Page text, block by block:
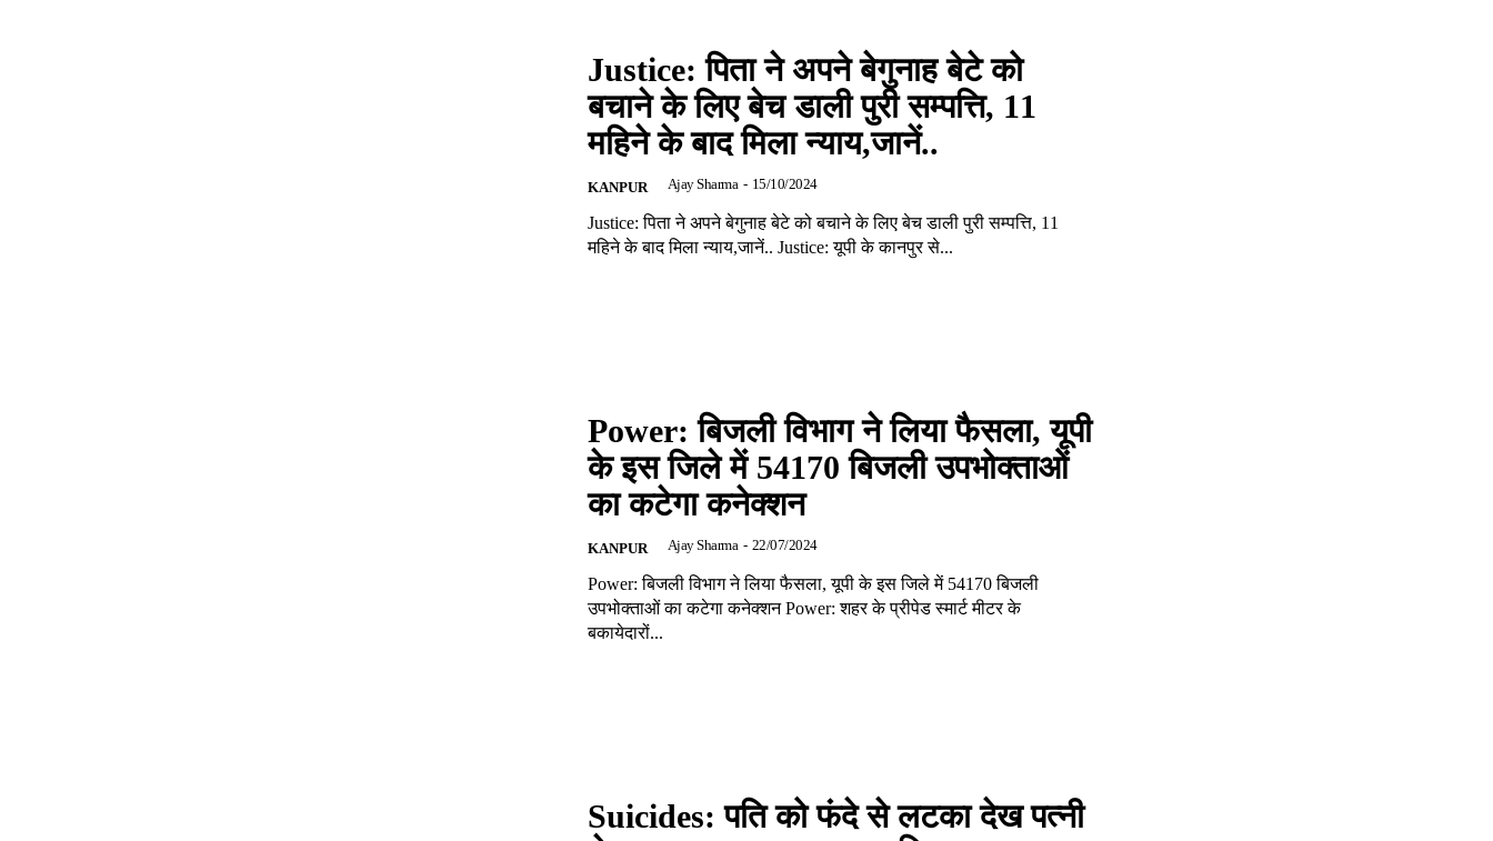
Justice: पिता ने अपने बेगुनाह बेटे को
बचाने के लिए बेच डाली पुरी सम्पत्ति, 11
महिने के बाद मिला न्याय,जानें..
KANPUR Ajay Sharma - 15/10/2024
Justice: पिता ने अपने बेगुनाह बेटे को बचाने के लिए बेच डाली पुरी सम्पत्ति, 11
महिने के बाद मिला न्याय,जानें.. Justice: यूपी के कानपुर से...
Power: बिजली विभाग ने लिया फैसला, यूपी
के इस जिले में 54170 बिजली उपभोक्ताओं
का कटेगा कनेक्शन
KANPUR Ajay Sharma - 22/07/2024
Power: बिजली विभाग ने लिया फैसला, यूपी के इस जिले में 54170 बिजली
उपभोक्ताओं का कटेगा कनेक्शन Power: शहर के प्रीपेड स्मार्ट मीटर के
बकायेदारों...
Suicides: पति को फंदे से लटका देख पत्नी